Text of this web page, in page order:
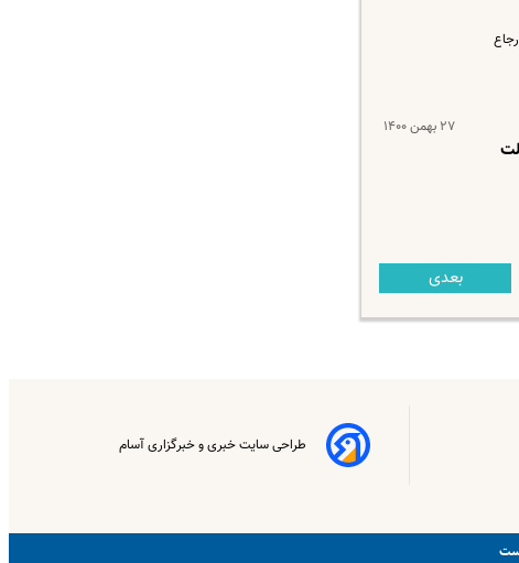
۱۴۰۱، پیشنهادی درباره تعیین تکلیف جاماندگان سهام عدالت را به کمیسیون تلفیق بودجه ۱۴۰۱ ارجاع
۲۷ بهمن ۱۴۰۰
بعدی
طراحی سایت خبری و خبرگزاری آسام